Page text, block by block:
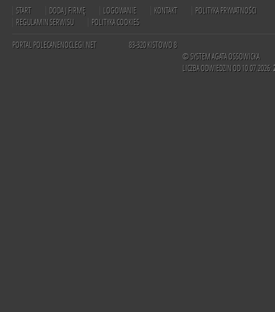
START DODAJ FIRMĘ LOGOWANIE KONTAKT
POLITYKA PRYWATNOŚCI
REGULAMIN SERWISU
POLITYKA COOKIES
PORTAL POLECANENOCLEGI.NET
83-320 KISTOWO 8
© SYSTEM AGATA OSSOWICKA
LICZBA ODWIEDZIN OD 10.07.2026: